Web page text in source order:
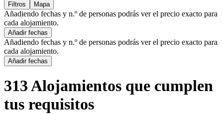
Filtros
Mapa
Añadiendo fechas y n.º de personas podrás ver el precio exacto para
cada alojamiento.
Añadir fechas
Añadiendo fechas y n.º de personas podrás ver el precio exacto para
cada alojamiento.
Añadir fechas
313 Alojamientos que cumplen
tus requisitos